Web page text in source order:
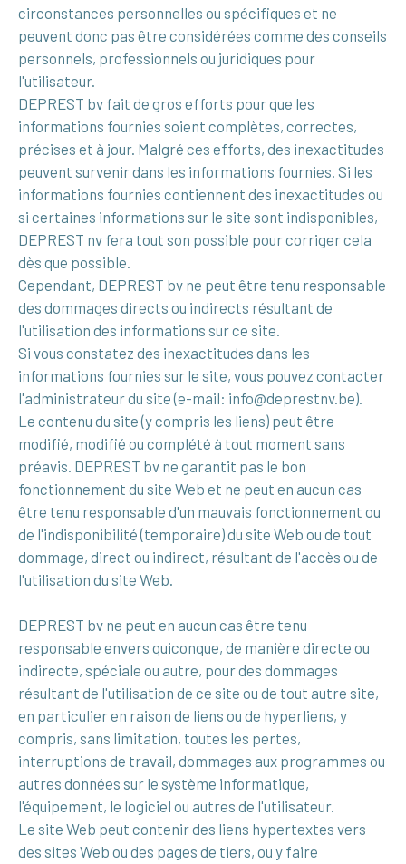
circonstances personnelles ou spécifiques et ne
peuvent donc pas être considérées comme des conseils
personnels, professionnels ou juridiques pour
l'utilisateur.
DEPREST bv fait de gros efforts pour que les
informations fournies soient complètes, correctes,
précises et à jour. Malgré ces efforts, des inexactitudes
peuvent survenir dans les informations fournies. Si les
informations fournies contiennent des inexactitudes ou
si certaines informations sur le site sont indisponibles,
DEPREST nv fera tout son possible pour corriger cela
dès que possible.
Cependant, DEPREST bv ne peut être tenu responsable
des dommages directs ou indirects résultant de
l'utilisation des informations sur ce site.
Si vous constatez des inexactitudes dans les
informations fournies sur le site, vous pouvez contacter
l'administrateur du site (e-mail: info@deprestnv.be).
Le contenu du site (y compris les liens) peut être
modifié, modifié ou complété à tout moment sans
préavis. DEPREST bv ne garantit pas le bon
fonctionnement du site Web et ne peut en aucun cas
être tenu responsable d'un mauvais fonctionnement ou
de l'indisponibilité (temporaire) du site Web ou de tout
dommage, direct ou indirect, résultant de l'accès ou de
l'utilisation du site Web.
DEPREST bv ne peut en aucun cas être tenu
responsable envers quiconque, de manière directe ou
indirecte, spéciale ou autre, pour des dommages
résultant de l'utilisation de ce site ou de tout autre site,
en particulier en raison de liens ou de hyperliens, y
compris, sans limitation, toutes les pertes,
interruptions de travail, dommages aux programmes ou
autres données sur le système informatique,
l'équipement, le logiciel ou autres de l'utilisateur.
Le site Web peut contenir des liens hypertextes vers
des sites Web ou des pages de tiers, ou y faire